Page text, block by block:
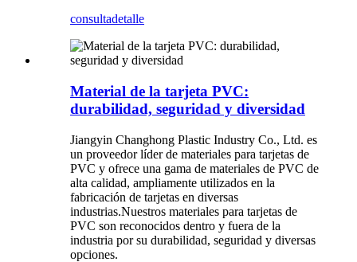
consultadetalle
Material de la tarjeta PVC:
durabilidad, seguridad y diversidad
Jiangyin Changhong Plastic Industry Co., Ltd. es
un proveedor líder de materiales para tarjetas de
PVC y ofrece una gama de materiales de PVC de
alta calidad, ampliamente utilizados en la
fabricación de tarjetas en diversas
industrias.Nuestros materiales para tarjetas de
PVC son reconocidos dentro y fuera de la
industria por su durabilidad, seguridad y diversas
opciones.